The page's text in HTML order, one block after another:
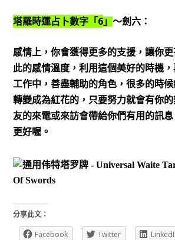
塔羅時運占卜數字「6」 ～劍六：
感情上，你會獲得更多的支援，讓你
此的感情溫度，利用這個美好的時機，
工作中，善盡輔助的角色，很多的時
轉變成為紅花的，只要努力就會有你
友的來電或來訪會帶給你們有用的訊
更好喔。
分享此文：
Facebook
Twitter